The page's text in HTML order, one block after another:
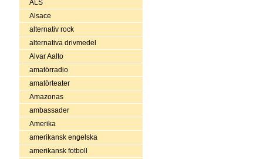
ALS
Alsace
alternativ rock
alternativa drivmedel
Alvar Aalto
amatörradio
amatörteater
Amazonas
ambassader
Amerika
amerikansk engelska
amerikansk fotboll